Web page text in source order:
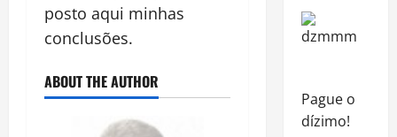
posto aqui minhas
conclusões.
ABOUT THE AUTHOR
Pague o
dízimo!